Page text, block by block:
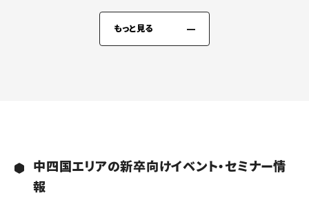
もっと見る
中四国エリアの新卒向けイベント・セミナー情
報